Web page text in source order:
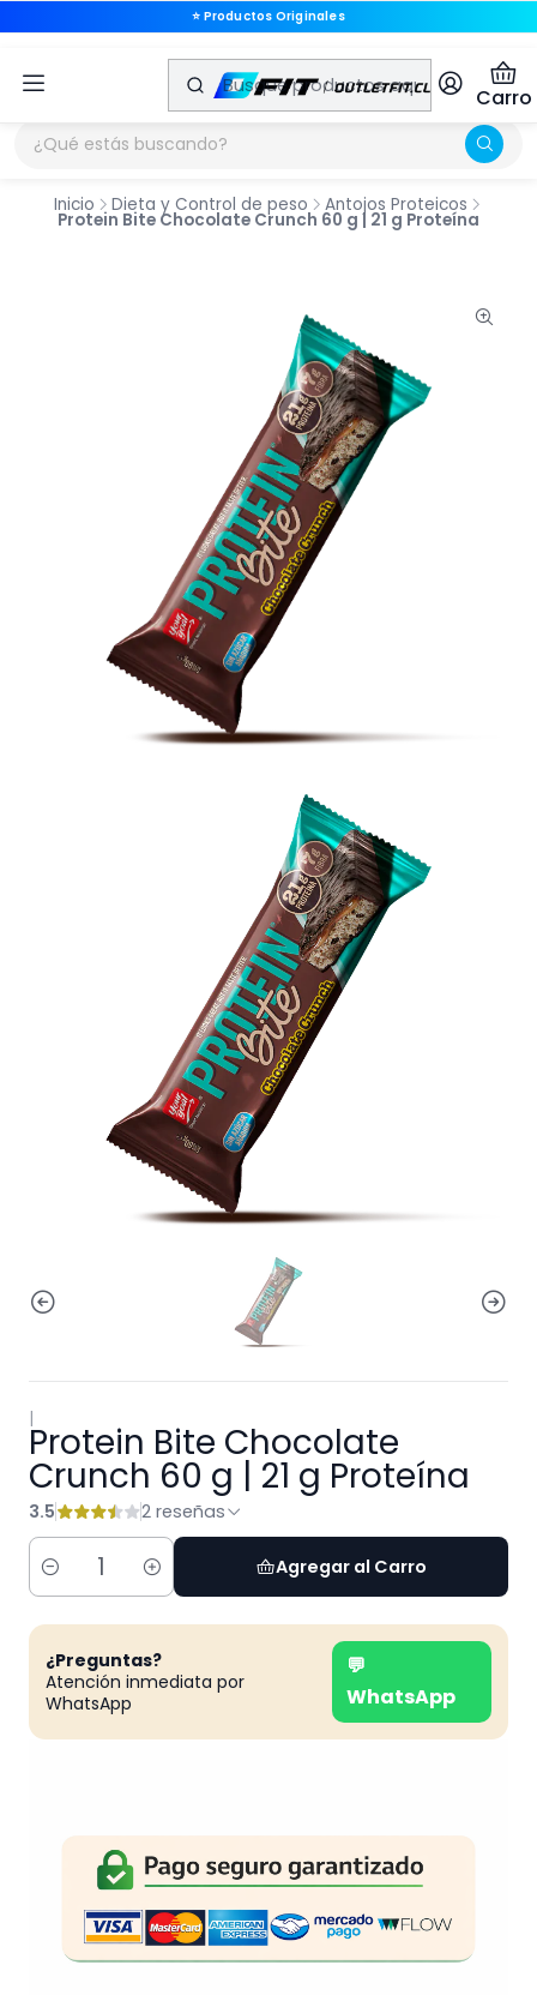
🚚 Envíos a Todo Chile
Carro
Inicio Dieta y Control de peso Antojos Proteicos
Protein Bite Chocolate Crunch 60 g | 21 g Proteína
|
Protein Bite Chocolate
Crunch 60 g | 21 g Proteína
3.5 2 reseñas
Cantidad
Agregar al Carro
¿Preguntas?
Atención inmediata por
WhatsApp
💬
WhatsApp
⭐ Productos Originales